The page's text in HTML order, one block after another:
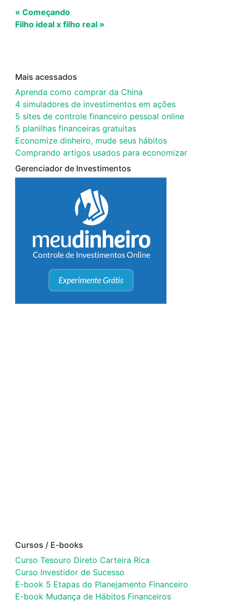
« Começando
Filho ideal x filho real »
Mais acessados
Aprenda como comprar da China
4 simuladores de investimentos em ações
5 sites de controle financeiro pessoal online
5 planilhas financeiras gratuitas
Economize dinheiro, mude seus hábitos
Comprando artigos usados para economizar
Gerenciador de Investimentos
Cursos / E-books
Curso Tesouro Direto Carteira Rica
Curso Investidor de Sucesso
E-book 5 Etapas do Planejamento Financeiro
E-book Mudança de Hábitos Financeiros